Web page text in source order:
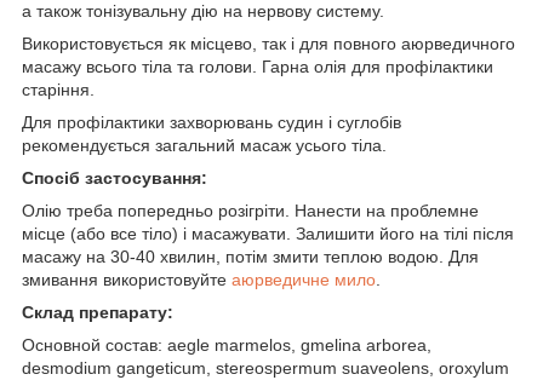
а також тонізувальну дію на нервову систему.
Використовується як місцево, так і для повного аюрведичного
масажу всього тіла та голови. Гарна олія для профілактики
старіння.
Для профілактики захворювань судин і суглобів
рекомендується загальний масаж усього тіла.
Спосіб застосування:
Олію треба попередньо розігріти. Нанести на проблемне
місце (або все тіло) і масажувати. Залишити його на тілі після
масажу на 30-40 хвилин, потім змити теплою водою. Для
змивання використовуйте аюрведичне мило.
Склад препарату:
Основной состав: aegle marmelos, gmelina arborea,
desmodium gangeticum, stereospermum suaveolens, oroxylum